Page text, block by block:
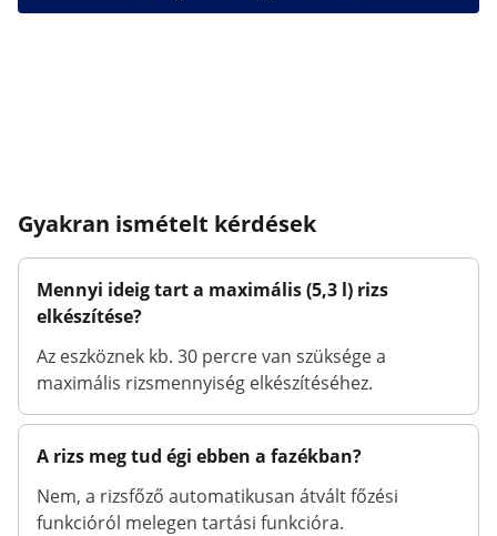
Gyakran ismételt kérdések
Mennyi ideig tart a maximális (5,3 l) rizs
elkészítése?
Az eszköznek kb. 30 percre van szüksége a
maximális rizsmennyiség elkészítéséhez.
A rizs meg tud égi ebben a fazékban?
Nem, a rizsfőző automatikusan átvált főzési
funkcióról melegen tartási funkcióra.